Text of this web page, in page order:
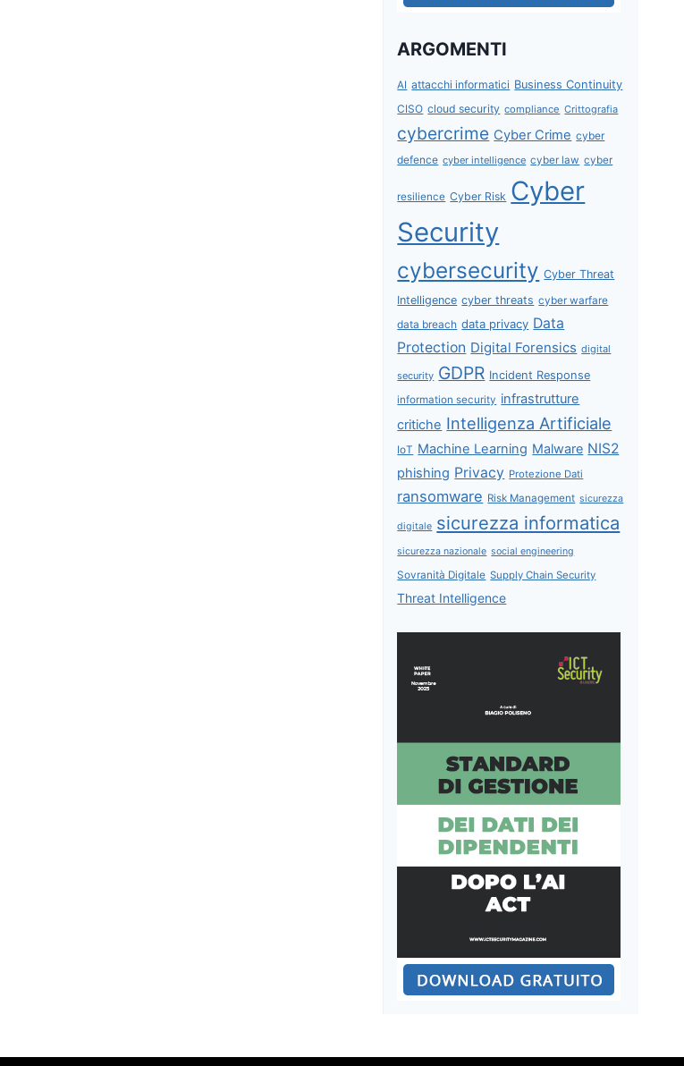
ARGOMENTI
AI attacchi informatici Business Continuity
CISO cloud security compliance Crittografia
cybercrime Cyber Crime cyber
defence cyber intelligence cyber law cyber
resilience Cyber Risk Cyber
Security
cybersecurity Cyber Threat
Intelligence cyber threats cyber warfare
data breach data privacy Data
Protection Digital Forensics digital
security GDPR Incident Response
information security infrastrutture
critiche Intelligenza Artificiale
IoT Machine Learning Malware NIS2
phishing Privacy Protezione Dati
ransomware Risk Management sicurezza
digitale sicurezza informatica
sicurezza nazionale social engineering
Sovranità Digitale Supply Chain Security
Threat Intelligence